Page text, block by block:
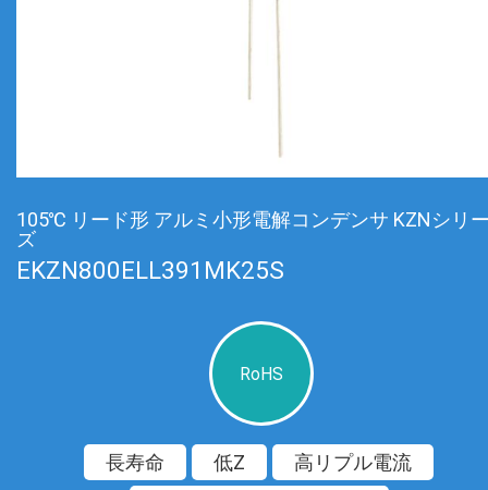
105℃ リード形 アルミ小形電解コンデンサ KZNシリ
ズ
EKZN800ELL391MK25S
RoHS
長寿命 低Z
高リプル電流